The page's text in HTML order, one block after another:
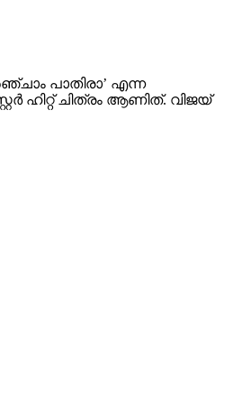
പാതിരാ’ എന്ന
ഹിറ്റ് ചിത്രം ആണിത്. വിജയ്